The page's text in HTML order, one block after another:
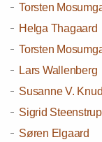
Torsten
Helga Thagaard
Torsten
Lars Wallenberg
Susanne V.
Sigrid Steenstrup
Søren Elgaard